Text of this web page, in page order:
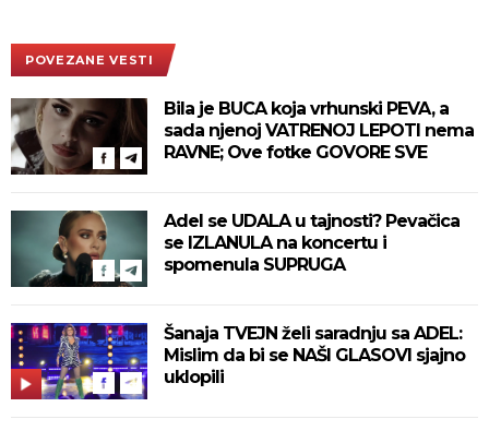
POVEZANE VESTI
Bila je BUCA koja vrhunski PEVA, a
sada njenoj VATRENOJ LEPOTI nema
RAVNE; Ove fotke GOVORE SVE
Adel se UDALA u tajnosti? Pevačica
se IZLANULA na koncertu i
spomenula SUPRUGA
Šanaja TVEJN želi saradnju sa ADEL:
Mislim da bi se NAŠI GLASOVI sjajno
uklopili